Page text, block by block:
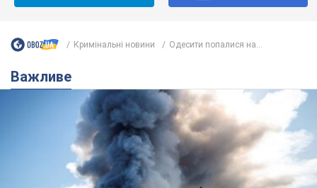
Кримінальні новини Одесити попалися на...
Важливе